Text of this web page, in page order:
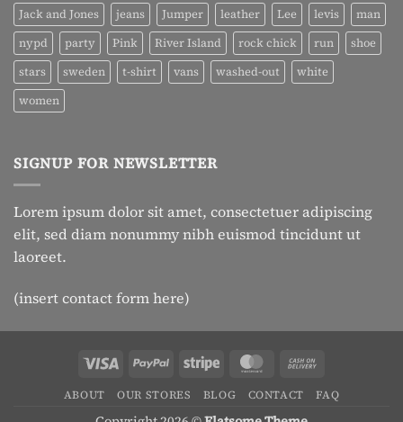
Jack and Jones
jeans Jumper leather Lee levis
man
nypd
party Pink River Island rock chick run
shoe
stars
sweden t-shirt vans washed-out
white
women
SIGNUP FOR NEWSLETTER
Lorem ipsum dolor sit amet, consectetuer adipiscing
elit, sed diam nonummy nibh euismod tincidunt ut
laoreet.
(insert contact form here)
Visa PayPal Stripe MasterCard
Delivery
ABOUT OUR STORES BLOG CONTACT FAQ